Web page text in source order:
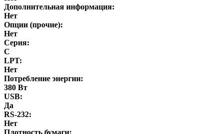
Дополнительная информация:
Нет
Опции (прочие):
Нет
Серия:
C
LPT:
Нет
Потребление энергии:
380 Вт
USB:
Да
RS-232:
Нет
Плотность бумаги: